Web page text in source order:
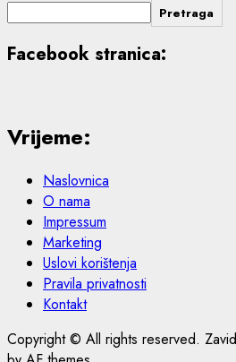
Pretraga
Facebook stranica:
Vrijeme:
Naslovnica
O nama
Impressum
Marketing
Uslovi korištenja
Pravila privatnosti
Kontakt
Copyright © All rights reserved.